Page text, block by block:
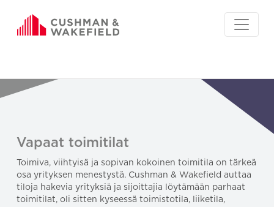
Vapaat toimitilat
Toimiva, viihtyisä ja sopivan kokoinen toimitila on tärkeä
osa yrityksen menestystä. Cushman & Wakefield auttaa
tiloja hakevia yrityksiä ja sijoittajia löytämään parhaat
toimitilat, oli sitten kyseessä toimistotila, liiketila,